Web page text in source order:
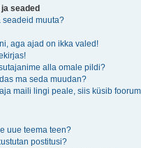
seaded
seadeid muuta?
aga ajad on ikka valed!
alla omale pildi?
ma seda muudan?
maili lingi peale, siis küsib
uue teema teen?
postitusi?